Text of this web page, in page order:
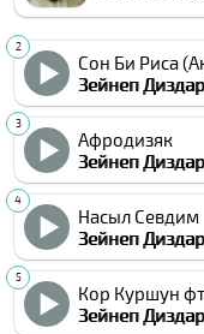
Сон Би Риcа
Зейнеп Диздар
Афродизяк
Зейнеп Диздар
Насыл Севдим
Зейнеп Диздар
Кор Куршун
Зейнеп Диздар